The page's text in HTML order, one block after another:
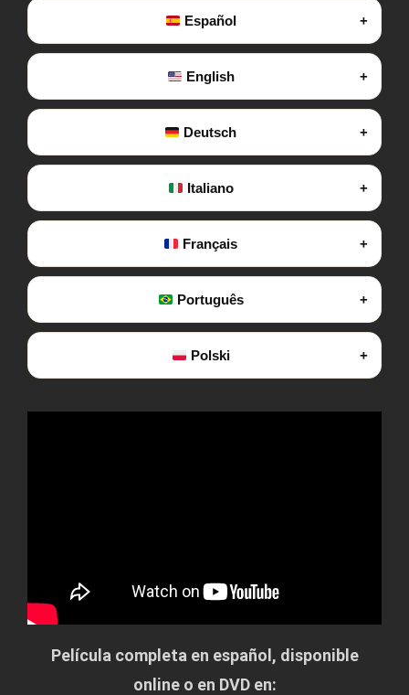
Español
English
Deutsch
Italiano
Français
Português
Polski
Película completa en español, disponible
online o en DVD en: